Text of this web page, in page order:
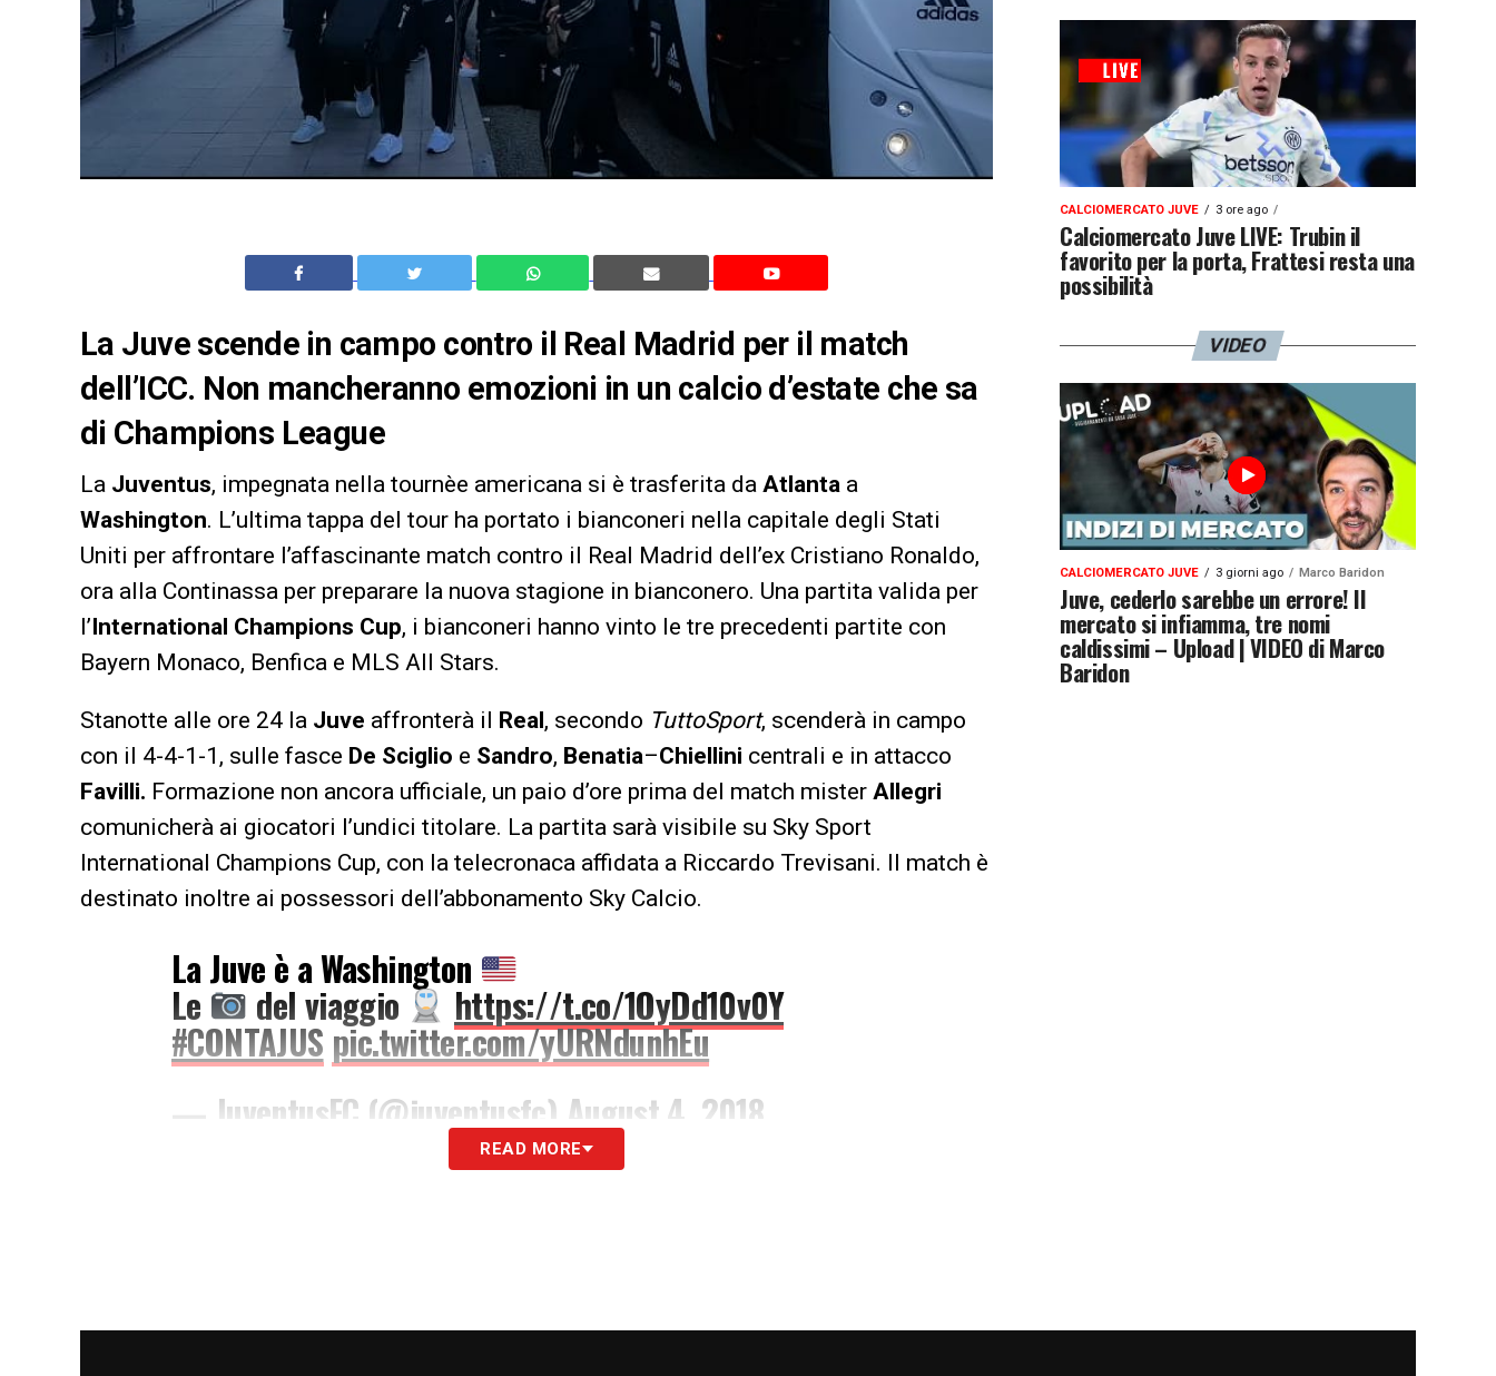
La Juve scende in campo contro il Real Madrid per il match
dell’ICC. Non mancheranno emozioni in un calcio d’estate che sa
di Champions League
La Juventus, impegnata nella tournèe americana si è trasferita da Atlanta a
Washington. L’ultima tappa del tour ha portato i bianconeri nella capitale degli Stati
Uniti per affrontare l’affascinante match contro il Real Madrid dell’ex Cristiano Ronaldo,
ora alla Continassa per preparare la nuova stagione in bianconero. Una partita valida per
l’International Champions Cup, i bianconeri hanno vinto le tre precedenti partite con
Bayern Monaco, Benfica e MLS All Stars.
Stanotte alle ore 24 la Juve affronterà il Real, secondo TuttoSport, scenderà in campo
con il 4-4-1-1, sulle fasce De Sciglio e Sandro, Benatia–Chiellini centrali e in attacco
Favilli. Formazione non ancora ufficiale, un paio d’ore prima del match mister Allegri
comunicherà ai giocatori l’undici titolare. La partita sarà visibile su Sky Sport
International Champions Cup, con la telecronaca affidata a Riccardo Trevisani. Il match è
destinato inoltre ai possessori dell’abbonamento Sky Calcio.
La Juve è a Washington
Le del viaggio https://t.co/1OyDd10v0Y
#CONTAJUS pic.twitter.com/yURNdunhEu
— JuventusFC (@juventusfc) August 4, 2018
READ MORE
CALCIOMERCATO JUVE 3 ore ago
Calciomercato Juve LIVE: Trubin il
favorito per la porta, Frattesi resta una
possibilità
VIDEO
CALCIOMERCATO JUVE 3 giorni ago Marco Baridon
Juve, cederlo sarebbe un errore! Il
mercato si infiamma, tre nomi
caldissimi – Upload | VIDEO di Marco
Baridon